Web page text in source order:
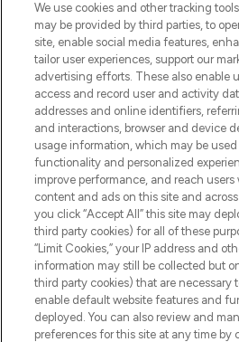
Bądź pierwszą osobą,
najnowszych produktach,
uznanych marek,
otrzyma ekskluzywne
z Sunday
Zgoda na pliki
Do Not Sell or Share
Information
POMOC &
WAŻNE
We use cookies and other tracking
may be provided by third parties, to
site, enable social media features,
tailor user experiences, support our
advertising efforts. These also enable
access and record user and activity
addresses and online identifiers,
and interactions, browser and device
usage information, which may be
functionality and personalized
improve performance, and reach
content and ads on this site and
you click “Accept All” this site may
third party cookies) for all of these
“Limit Cookies,” your IP address and
information may still be collected but
third party cookies) that are necessary
enable default website features and
deployed. You can also review and
preferences for this site at any time by